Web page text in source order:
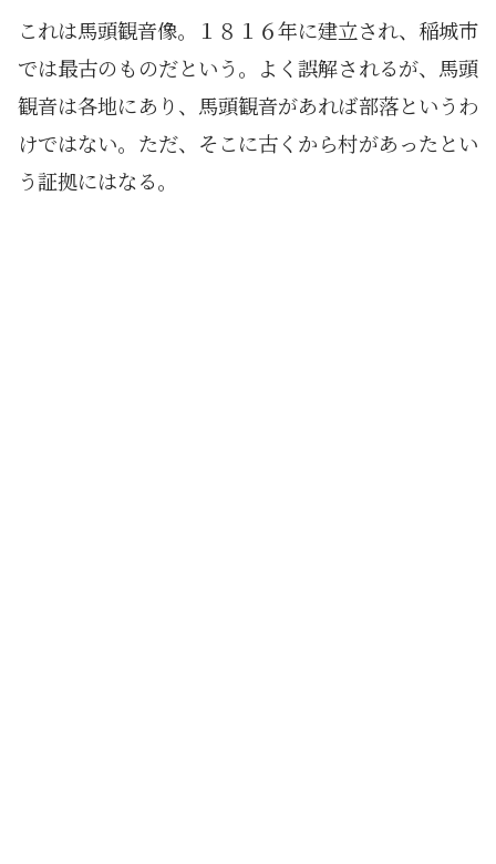
これは馬頭観音像。１８１６年に建立され、稲城市
では最古のものだという。よく誤解されるが、馬頭
観音は各地にあり、馬頭観音があれば部落というわ
けではない。ただ、そこに古くから村があったとい
う証拠にはなる。